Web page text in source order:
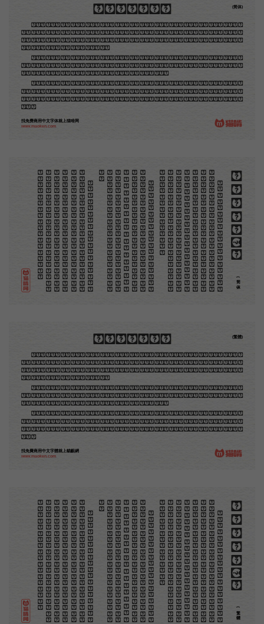
木刻创作法·序
地不问东西，凡木刻的图版，向来是画管画，刻管刻，印管印的。中国用得最早，而照例也久经衰
退；清光绪中，英人傅兰雅氏编印《格致汇编》，插图就已非中国刻工所能刻，精细的必需由英国运了
图版来。那就是所谓「木口木刻」，也即「复制木刻」，和用在编给印度人读的英文书，后来也就移给
中国人读的英文书上的插画，是同类的。
那时我还是一个儿童，见了这些图，便震惊于它的精工活泼，当作宝贝看。到近几年，才知道西洋
还有一种由画家一手造成的版画，也就是原画，倘用木版，便叫作「创作木刻」，是艺术家直接的创作
品，毫不假手于刻者和印者的。现在我们所要绍介的，便是这一种。
但是至今没有一本讲说木刻的书，这才是第一本。虽然稍简略，却已经给了读者一个大意。由此发
展下去，路是广大得很。题材会丰富起来的，技艺也会精炼起来的，采取新法，加以中国旧日之所长，
还有开出一条新的路径来的希望。那时作者各将自己的本领和心得，贡献出来，中国的木刻界就会发生
光焰。
(简体)
找免费商用中文字体就上猫啃网
www.maoken.com
木刻创作法·序
地
不
问
东
西
，
凡
木
刻
的
图
版
，
向
来
是
画
管
画，
刻
管
刻
，
印
管
印
的
。
中
国
用
得
最
早
，
而
照
例也
久
经
衰
退
；
清
光
绪
中
，
英
人
傅
兰
雅
氏
编
印
《格
致
汇
编
》
，
插
图
就
已
非
中
国
刻
工
所
能
刻
，
精细
的
必
需
由
英
国
运
了
图
版
来
。
那
就
是
所
谓
「木
口
木
刻
」
，
也
即
「
复
制
木
刻
」
，
和
用
在
编
给印
度
人
读
的
英
文
书
，
后
来
也
就
移
给
中
国
人
读
的英
文
书
上
的
插
画
，
是
同
类
的
。
那
时
我
还
是
一
个
儿
童
，
见
了
这
些
图
，
便
震
惊于
它
的
精
工
活
泼
，
当
作
宝
贝
看
。
到
近
几
年
，
才知
道
西
洋
还
有
一
种
由
画
家
一
手
造
成
的
版
画
，
也就
是
原
画
，
倘
用
木
版
，
便
叫
作
「
创
作
木
刻」
，
是
艺
术
家
直
接
的
创
作
品
，
毫
不
假
手
于
刻
者和
印
者
的
。
现
在
我
们
所
要
绍
介
的
，
便
是
这
一
种
。
但
是
至
今
没
有
一
本
讲
说
木
刻
的
书
，
这
才
是
第一
本
。
虽
然
稍
简
略
，
却
已
经
给
了
读
者
一
个
大
意。
由
此
发
展
下
去
，
路
是
广
大
得
很
。
题
材
会
丰
富起
来
的
，
技
艺
也
会
精
炼
起
来
的
，
采
取
新
法
，
加以
中
国
旧
日
之
所
长
，
还
有
开
出
一
条
新
的
路
径
来的
希
望
。
那
时
作
者
各
将
自
己
的
本
领
和
心
得
，
贡献
出
来
，
中
国
的
木
刻
界
就
会
发
生
光
焰
。
(简体)
木刻創作法·序
地不問東西，凡木刻的圖版，向來是畫管畫，刻管刻，印管印的。中國用得最早，而照例也久經衰
退；清光緒中，英人傅蘭雅氏編印《格致彙編》，插圖就已非中國刻工所能刻，精細的必需由英國運了
圖版來。那就是所謂「木口木刻」，也即「複製木刻」，和用在編給印度人讀的英文書，後來也就移給
中國人讀的英文書上的插畫，是同類的。
那時我還是一個兒童，見了這些圖，便震驚於它的精工活潑，當作寶貝看。到近幾年，才知道西洋
還有一種由畫家一手造成的版畫，也就是原畫，倘用木版，便叫作「創作木刻」，是藝術家直接的創作
品，毫不假手於刻者和印者的。現在我們所要紹介的，便是這一種。
但是至今沒有一本講說木刻的書，這才是第一本。雖然稍簡略，卻已經給了讀者一個大意。由此發
展下去，路是廣大得很。題材會豐富起來的，技藝也會精煉起來的，採取新法，加以中國舊日之所長，
還有開出一條新的路徑來的希望。那時作者各將自己的本領和心得，貢獻出來，中國的木刻界就會發生
光焰。
(繁體)
找免費商用中文字體就上貓齦網
www.maoken.com
木刻創作法·序
地
不
問
東
西
，
凡
木
刻
的
圖
版
，
向
來
是
畫
管
畫，
刻
管
刻
，
印
管
印
的
。
中
國
用
得
最
早
，
而
照
例也
久
經
衰
退
；
清
光
緒
中
，
英
人
傅
蘭
雅
氏
編
印
《格
致
彙
編
》
，
插
圖
就
已
非
中
國
刻
工
所
能
刻
，
精細
的
必
需
由
英
國
運
了
圖
版
來
。
那
就
是
所
謂
「木
口
木
刻
」
，
也
即
「
複
製
木
刻
」
，
和
用
在
編
給印
度
人
讀
的
英
文
書
，
後
來
也
就
移
給
中
國
人
讀
的英
文
書
上
的
插
畫
，
是
同
類
的
。
那
時
我
還
是
一
個
兒
童
，
見
了
這
些
圖
，
便
震
驚於
它
的
精
工
活
潑
，
當
作
寶
貝
看
。
到
近
幾
年
，
才知
道
西
洋
還
有
一
種
由
畫
家
一
手
造
成
的
版
畫
，
也就
是
原
畫
，
倘
用
木
版
，
便
叫
作
「
創
作
木
刻」
，
是
藝
術
家
直
接
的
創
作
品
，
毫
不
假
手
於
刻
者和
印
者
的
。
現
在
我
們
所
要
紹
介
的
，
便
是
這
一
種
。
但
是
至
今
沒
有
一
本
講
說
木
刻
的
書
，
這
才
是
第一
本
。
雖
然
稍
簡
略
，
卻
已
經
給
了
讀
者
一
個
大
意。
由
此
發
展
下
去
，
路
是
廣
大
得
很
。
題
材
會
豐
富起
來
的
，
技
藝
也
會
精
煉
起
來
的
，
採
取
新
法
，
加以
中
國
舊
日
之
所
長
，
還
有
開
出
一
條
新
的
路
徑
來的
希
望
。
那
時
作
者
各
將
自
己
的
本
領
和
心
得
，
貢獻
出
來
，
中
國
的
木
刻
界
就
會
發
生
光
焰
。
(繁體)